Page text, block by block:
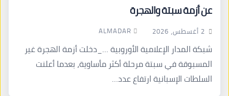
عن أزمة سبتة والهجرة
2 أغسطس، 2026 ALMADAR
شبكة المدار الإعلامية الأوروبية …_دخلت أزمة الهجرة غير
المسبوقة في سبتة مرحلة أكثر مأساوية، بعدما أعلنت
السلطات الإسبانية ارتفاع عدد…